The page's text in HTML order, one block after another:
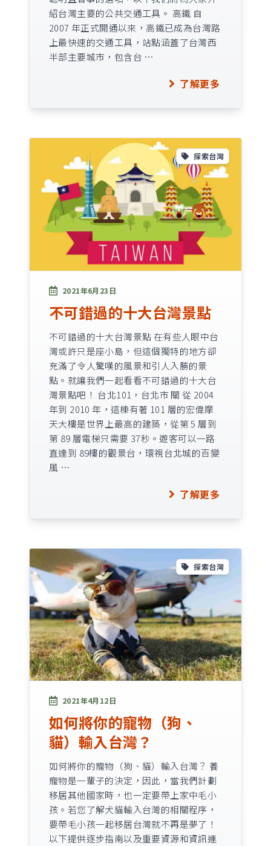
紹台灣主要的公共交通工具。 高鐵 自
2007 年正式開通以來，高鐵已成為台灣路
上最快速的交通工具，站點涵蓋了台灣西
半部主要城市，包含台 …
了解更多
探索台灣
2021年6月23日
不可錯過的十大台灣景點
不可錯過的十大台灣景點 在有些人眼中台
灣或許只是座小島，但這個獨特的地方卻
充滿了令人驚嘆的風景和引人入勝的景
點。就讓我們一起看看不可錯過的十大台
灣景點吧！ 台北101，台北市 關 從 2004
年到 2010 年，這棟有著 101 層的宏偉摩
天大樓是世界上最高的建築，從第 5 層到
第 89 層電梯只需要 37秒。遊客可以一路
直達到 89樓的觀景台，環視台北城的百變
風 …
了解更多
探索台灣
2021年4月12日
如何將你的寵物（狗、
貓）輸入台灣？
如何將你的寵物（狗、貓）輸入台灣？ 養
寵物是一輩子的決定，因此，當我們計劃
移居其他國家時，也一定要帶上家中毛小
孩。若您了解犬貓輸入台灣的相關程序，
要帶毛小孩一起移居台灣就不再是夢了！
以下提供逐步指南以及重要資源和資訊連